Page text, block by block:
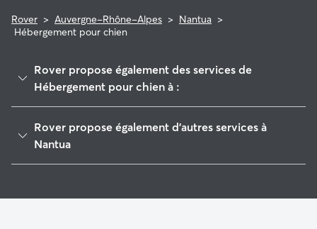
Rover > Auvergne-Rhône-Alpes > Nantua >
Hébergement pour chien
Rover propose également des services de
Hébergement pour chien à :
Bellegarde-sur-Valserine
Saint-Lupicin
Rover propose également d'autres services à
Nantua